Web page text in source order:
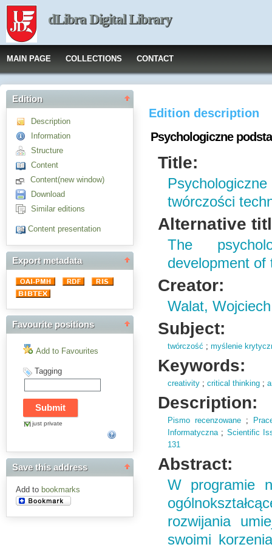
dLibra Digital Library
MAIN PAGE COLLECTIONS CONTACT
Edition
Description
Information
Structure
Content
Content(new window)
Download
Similar editions
Content presentation
Export metadata
Favourite positions
Add to Favourites
Tagging
just private
Save this address
Add to bookmarks
Edition description
Psychologiczne
Title:
twórczości
Alternative
The
development of
Creator:
Walat, Wojciech
Subject:
twórczość ;myślenie
Keywords:
creativity ;critical thinking ;
Description:
Pismo recenzowane ;
Informatyczna; Scientific
131
Abstract:
W programie
rozwijania
swoimi